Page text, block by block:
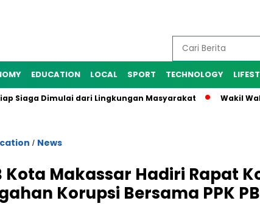
EDUCATION LOCAL SPORT TECHNOLOGY
Dimulai dari Lingkungan Masyarakat Wakil Wali
/ News
Kota Makassar Hadiri Rapat
Korupsi Bersama PPK